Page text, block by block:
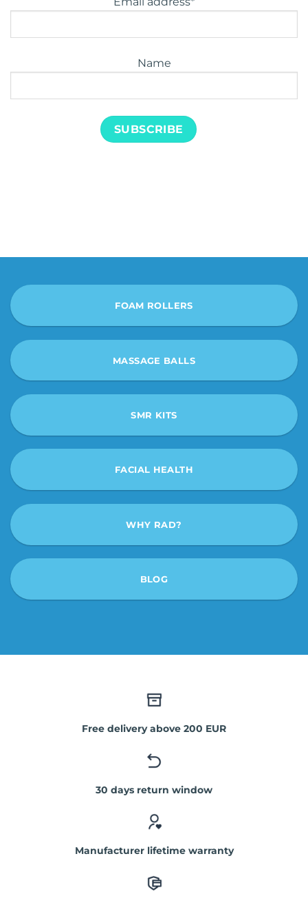
Name
FOAM ROLLERS
MASSAGE BALLS
SMR KITS
FACIAL HEALTH
WHY RAD?
BLOG
Free delivery above 200 EUR
30 days return window
Manufacturer lifetime warranty